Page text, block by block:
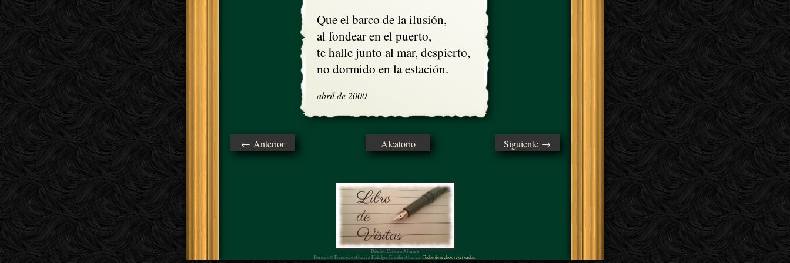
Que el barco de la ilusión,
al fondear en el puerto,
te halle junto al mar, despierto,
no dormido en la estación.
abril de 2000
← Anterior Aleatorio Siguiente →
Diseño: Carmen Álvarez
Poemas © Francisco Álvarez Hidalgo, Familia Álvarez. Todos derechos reservados.